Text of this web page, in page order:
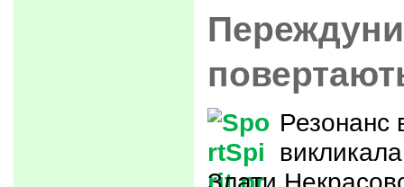
Переждуни
Резонанс
викликала